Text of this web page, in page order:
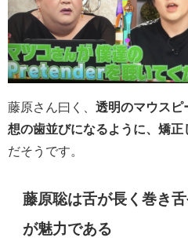
藤原さん曰く、 透明のマウスピ
想の歯並びになるように、矯
だそうです。
藤原聡は舌が長く巻き
が魅力である